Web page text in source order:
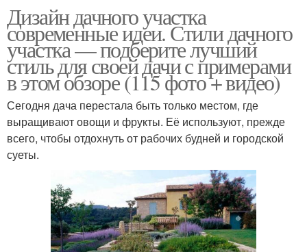
Дизайн дачного участка
современные идеи. Стили дачного
участка — подберите лучший
стиль для своей дачи с примерами
в этом обзоре (115 фото + видео)
Сегодня дача перестала быть только местом, где
выращивают овощи и фрукты. Её используют, прежде
всего, чтобы отдохнуть от рабочих будней и городской
суеты.